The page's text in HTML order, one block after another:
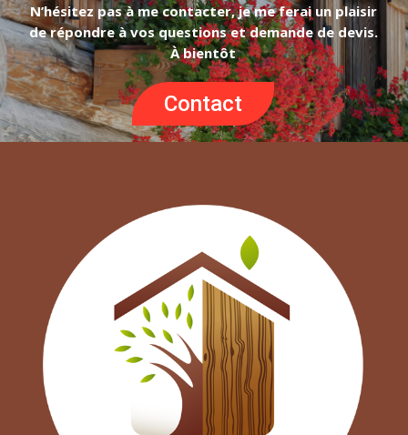
N’hésitez pas à me contacter, je me ferai un plaisir
de répondre à vos questions et demande de devis.
À bientôt
Contact